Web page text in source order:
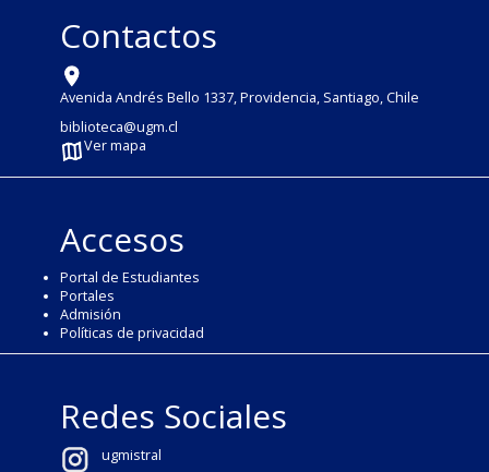
Contactos
Avenida Andrés Bello 1337, Providencia, Santiago, Chile
biblioteca@ugm.cl
Ver mapa
Accesos
Portal de Estudiantes
Portales
Admisión
Políticas de privacidad
Redes Sociales
ugmistral